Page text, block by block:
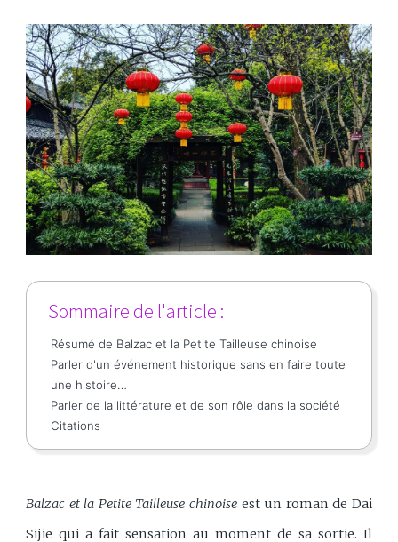
Sommaire de l'article :
Résumé de Balzac et la Petite Tailleuse chinoise
Parler d'un événement historique sans en faire toute
une histoire…
Parler de la littérature et de son rôle dans la société
Citations
Balzac et la Petite Tailleuse chinoise est un roman de Dai
Sijie qui a fait sensation au moment de sa sortie. Il